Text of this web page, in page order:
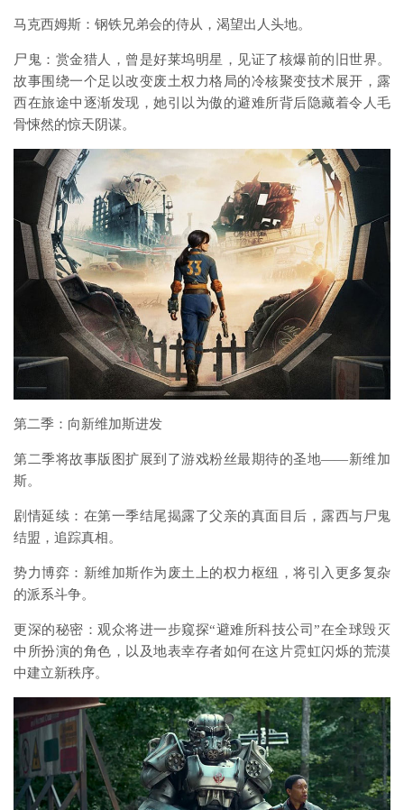
马克西姆斯：钢铁兄弟会的侍从，渴望出人头地。
尸鬼：赏金猎人，曾是好莱坞明星，见证了核爆前的旧世界。
故事围绕一个足以改变废土权力格局的冷核聚变技术展开，露
西在旅途中逐渐发现，她引以为傲的避难所背后隐藏着令人毛
骨悚然的惊天阴谋。
第二季：向新维加斯进发
第二季将故事版图扩展到了游戏粉丝最期待的圣地——新维加
斯。
剧情延续：在第一季结尾揭露了父亲的真面目后，露西与尸鬼
结盟，追踪真相。
势力博弈：新维加斯作为废土上的权力枢纽，将引入更多复杂
的派系斗争。
更深的秘密：观众将进一步窥探“避难所科技公司”在全球毁灭
中所扮演的角色，以及地表幸存者如何在这片霓虹闪烁的荒漠
中建立新秩序。